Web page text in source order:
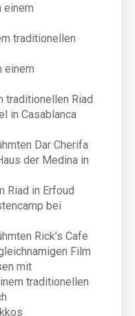
einem
traditionellen
einem
traditionellen Riad
in Casablanca
Dar Cherifa
der Medina in
Riad in Erfoud
bei
Rick’s Cafe
Film
mit
traditionellen